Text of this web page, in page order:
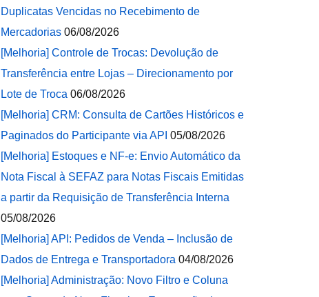
Duplicatas Vencidas no Recebimento de
Mercadorias 06/08/2026
[Melhoria] Controle de Trocas: Devolução de
Transferência entre Lojas – Direcionamento por
Lote de Troca 06/08/2026
[Melhoria] CRM: Consulta de Cartões Históricos e
Paginados do Participante via API 05/08/2026
[Melhoria] Estoques e NF-e: Envio Automático da
Nota Fiscal à SEFAZ para Notas Fiscais Emitidas
a partir da Requisição de Transferência Interna
05/08/2026
[Melhoria] API: Pedidos de Venda – Inclusão de
Dados de Entrega e Transportadora 04/08/2026
[Melhoria] Administração: Novo Filtro e Coluna